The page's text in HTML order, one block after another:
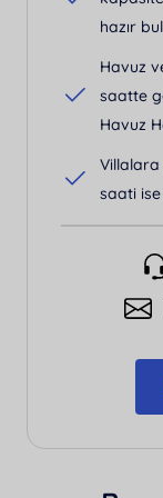
hazır
Havuz
saatte
Havuz
Villalara
saati ise